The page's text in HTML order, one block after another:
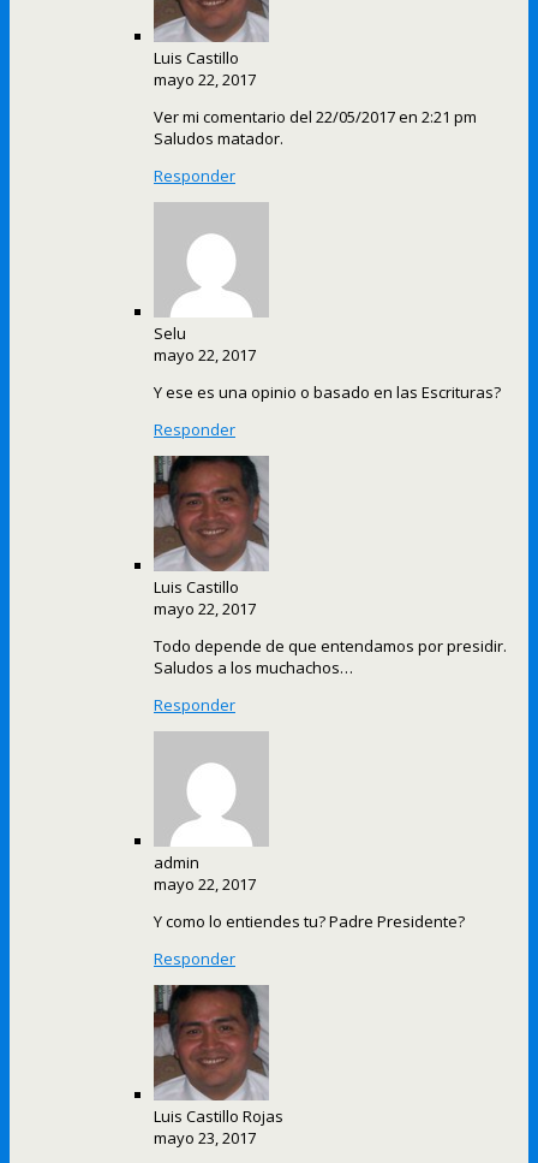
Luis Castillo
mayo 22, 2017
Ver mi comentario del 22/05/2017 en 2:21 pm
Saludos matador.
Responder
Selu
mayo 22, 2017
Y ese es una opinio o basado en las Escrituras?
Responder
Luis Castillo
mayo 22, 2017
Todo depende de que entendamos por presidir.
Saludos a los muchachos…
Responder
admin
mayo 22, 2017
Y como lo entiendes tu? Padre Presidente?
Responder
Luis Castillo Rojas
mayo 23, 2017